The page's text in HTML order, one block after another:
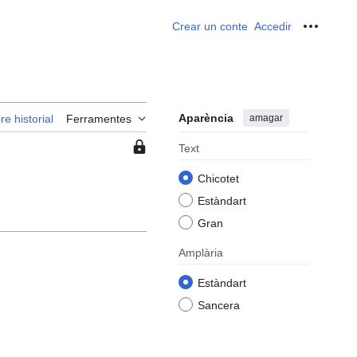
Crear un conte Accedir
historial Ferramentes Aparència amagar
Text
Chicotet
Estàndart
Gran
Amplària
Estàndart
Sancera
Esta
protegida
la